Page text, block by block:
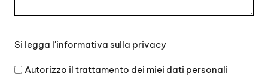
legga
l'informativa
Si legga l'informativa sulla privacy
Autorizzo il trattamento dei miei dati personali